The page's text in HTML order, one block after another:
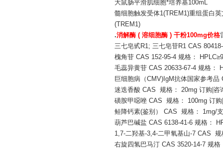
大鼠肠平滑肌细胞*培养基100mL
髓细胞触发受体1(TREM1)重组蛋白
(TREM1)
.消解酶 ( 溶细胞酶 ) 干粉100mg价格
三七皂甙R1; 三七皂苷R1 CAS
槐角苷 CAS 152-95-4 规格：
毛蕊异黄苷 CAS 20633-67-4 规格：
巨细胞病（CMV)IgM抗体国家参考
迷迭香酸 CAS 规格： 20mg 订购|咨
磺胺甲噁唑 CAS 规格： 100mg 订购
鲑降钙素(鉴别） CAS 规格： 1mg/
葫芦巴碱盐 CAS 6138-41-6 规格：
1,7-二羟基-3,4-二甲氧基山-7 CAS
右旋四氢巴马汀 CAS 3520-14-7 规格